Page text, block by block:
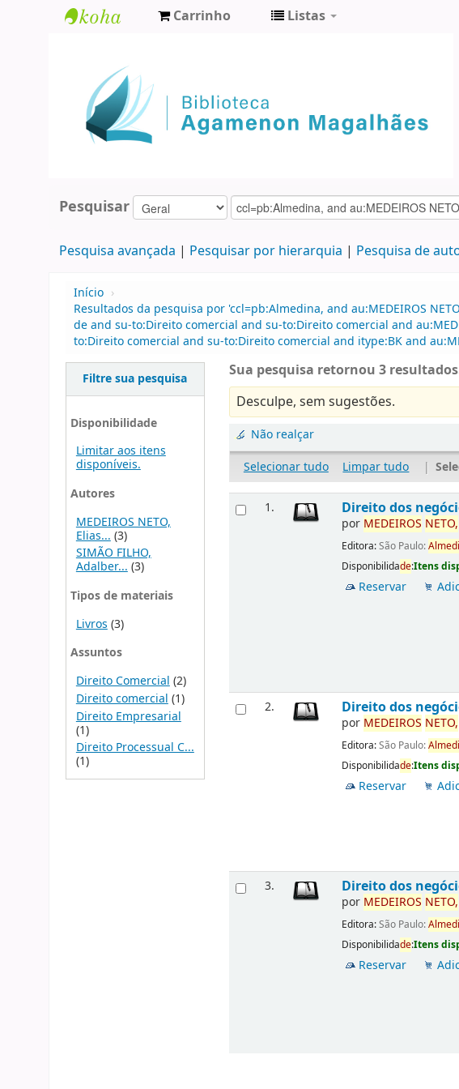
Agamenon
Magalhães
Carrinho Listas
Pesquisar
Pesquisa avançada Pesquisar por hierarquia Pesquisa de
Início ›
Resultados da pesquisa por 'ccl=pb:Almedina, and au:MEDEIROS
de and su-to:Direito comercial and su-to:Direito comercial and
to:Direito comercial and su-to:Direito comercial and itype:BK and
Filtre sua pesquisa
Disponibilidade
Limitar aos itens
disponíveis.
Autores
MEDEIROS NETO,
Elias... (3)
SIMÃO FILHO,
Adalber...(3)
Tipos de materiais
Livros (3)
Assuntos
Direito Comercial (2)
Direito comercial (1)
Direito Empresarial
(1)
Direito Processual C...
(1)
Sua pesquisa retornou 3
Desculpe, sem sugestões.
Não realçar
Selecionar tudo
Limpar tudo |
1. Direito dos
por MEDEIROS NETO,
Editora:São Paulo:
Disponibilidade:Itens
Reservar
2. Direito dos
por MEDEIROS NETO,
Editora:São Paulo:
Disponibilidade:Itens
Reservar
3. Direito dos
por MEDEIROS NETO,
Editora:São Paulo:
Disponibilidade:Itens
Reservar